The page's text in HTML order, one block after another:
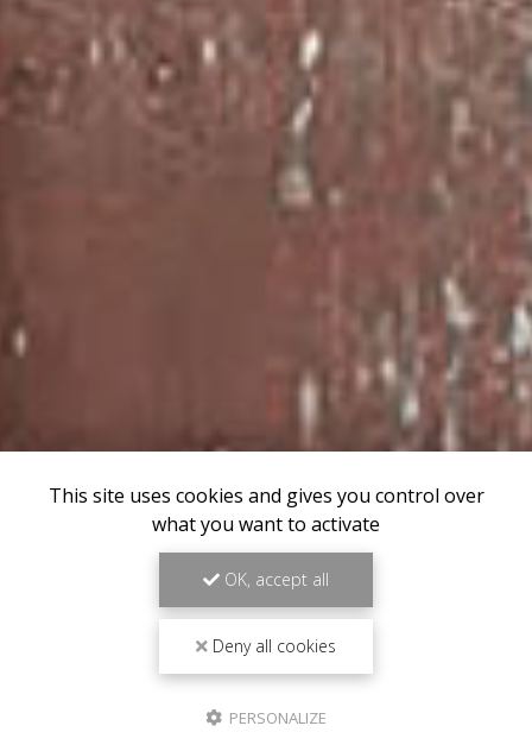
This site uses cookies and gives you control over
what you want to activate
OK, accept all
Deny all cookies
PERSONALIZE